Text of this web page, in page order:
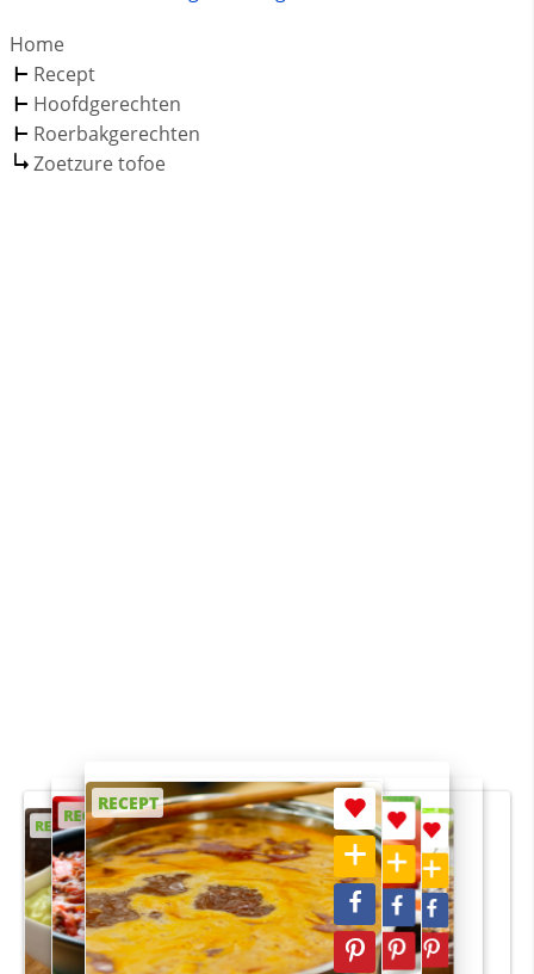
Home
Recept
Hoofdgerechten
Roerbakgerechten
Zoetzure tofoe
RECEPT
RECEPT
RECEPT
RECEPT
RECEPT